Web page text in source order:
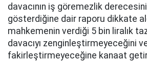
davacının iş göremezlik
gösterdiğine dair raporu dikkate
mahkemenin verdiği 5 bin liralık
davacıyı zenginleştirmeyeceğini
fakirleştirmeyeceğine kanaat